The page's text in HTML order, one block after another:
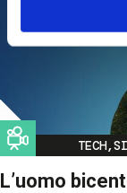
Image
L’uomo